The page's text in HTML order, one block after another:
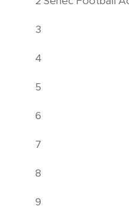
3
4
5
6
7
8
9